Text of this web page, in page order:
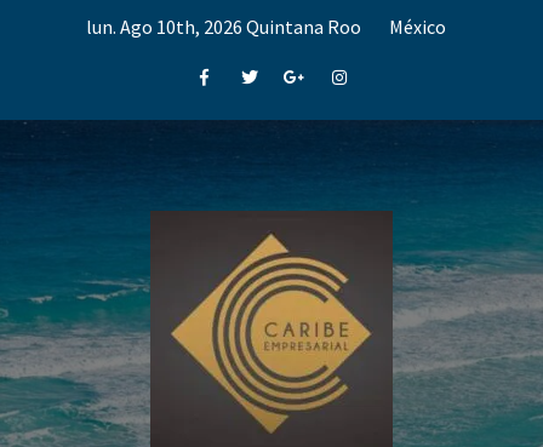
lun. Ago 10th, 2026 Quintana Roo México
FacebookTwitterGoogle+Instagram